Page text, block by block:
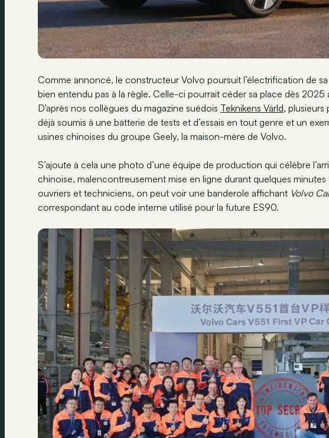
Comme annoncé, le constructeur Volvo poursuit l’électrification de
bien entendu pas à la règle. Celle-ci pourrait céder sa place dès 2025
D’après nos collègues du magazine suédois Teknikens Värld, plusieurs
déjà soumis à une batterie de tests et d’essais en tout genre et un
usines chinoises du groupe Geely, la maison-mère de Volvo.
S’ajoute à cela une photo d’une équipe de production qui célèbre
chinoise, malencontreusement mise en ligne durant quelques
ouvriers et techniciens, on peut voir une banderole affichant Volvo
correspondant au code interne utilisé pour la future ES90.